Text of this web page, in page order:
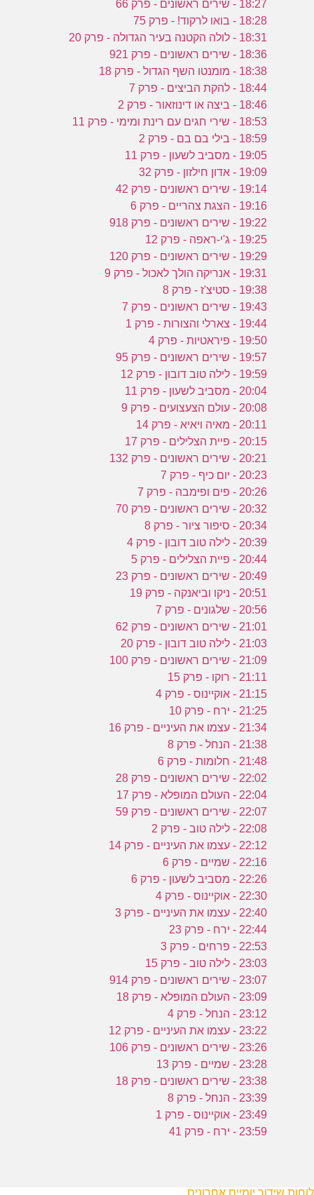
18:27 - שירים ראשונים - פרק 66
18:28 - בואו לרקוד! - פרק 75
18:31 - לולה הקטנה בעיר הגדולה - פרק 20
18:36 - שירים ראשונים - פרק 921
18:38 - מומנטו השף הגדול - פרק 18
18:44 - להקת הביצים - פרק 7
18:46 - ביצה או דינוזאור - פרק 2
18:53 - שירי חגים עם רינת ומימי - פרק 11
18:59 - בילי בם בם - פרק 2
19:05 - מסביב לשעון - פרק 11
19:09 - אדון חילזון - פרק 32
19:14 - שירים ראשונים - פרק 42
19:16 - הצגת צהריים - פרק 6
19:22 - שירים ראשונים - פרק 918
19:25 - ג'י-ראפה - פרק 12
19:29 - שירים ראשונים - פרק 120
19:31 - אנריקה הולך לאכול - פרק 9
19:38 - סטיצ'ז - פרק 8
19:43 - שירים ראשונים - פרק 7
19:44 - צארלי והצורות - פרק 1
19:50 - פיראטיות - פרק 4
19:57 - שירים ראשונים - פרק 95
19:59 - לילה טוב דובון - פרק 12
20:04 - מסביב לשעון - פרק 11
20:08 - עולם הצעצועים - פרק 9
20:11 - מאיה ויאיא - פרק 14
20:15 - פיית הצלילים - פרק 17
20:21 - שירים ראשונים - פרק 132
20:23 - יום כיף - פרק 7
20:26 - פים ופימבה - פרק 7
20:32 - שירים ראשונים - פרק 70
20:34 - סיפור ציור - פרק 8
20:39 - לילה טוב דובון - פרק 4
20:44 - פיית הצלילים - פרק 5
20:49 - שירים ראשונים - פרק 23
20:51 - ניקו וביאנקה - פרק 19
20:56 - שלגונים - פרק 7
21:01 - שירים ראשונים - פרק 62
21:03 - לילה טוב דובון - פרק 20
21:09 - שירים ראשונים - פרק 100
21:11 - רוקו - פרק 15
21:15 - אוקיינוס - פרק 4
21:25 - ירח - פרק 10
21:34 - עצמו את העיניים - פרק 16
21:38 - הנחל - פרק 8
21:48 - חלומות - פרק 6
22:02 - שירים ראשונים - פרק 28
22:04 - העולם המופלא - פרק 17
22:07 - שירים ראשונים - פרק 59
22:08 - לילה טוב - פרק 2
22:12 - עצמו את העיניים - פרק 14
22:16 - שמיים - פרק 6
22:26 - מסביב לשעון - פרק 6
22:30 - אוקיינוס - פרק 4
22:40 - עצמו את העיניים - פרק 3
22:44 - ירח - פרק 23
22:53 - פרחים - פרק 3
23:03 - לילה טוב - פרק 15
23:07 - שירים ראשונים - פרק 914
23:09 - העולם המופלא - פרק 18
23:12 - הנחל - פרק 4
23:22 - עצמו את העיניים - פרק 12
23:26 - שירים ראשונים - פרק 106
23:28 - שמיים - פרק 13
23:38 - שירים ראשונים - פרק 18
23:39 - הנחל - פרק 8
23:49 - אוקיינוס - פרק 1
23:59 - ירח - פרק 41